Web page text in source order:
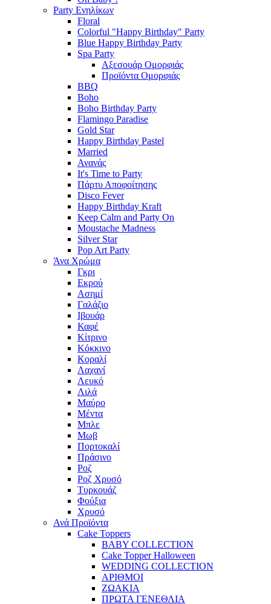
Party Ενηλίκων
Floral
Colorful "Happy Birthday" Party
Blue Happy Birthday Party
Spa Party
Αξεσουάρ Ομορφιάς
Προϊόντα Ομορφιάς
BBQ
Boho
Boho Birthday Party
Flamingo Paradise
Gold Star
Happy Birthday Pastel
Married
Ανανάς
It's Time to Party
Πάρτυ Αποφοίτησης
Disco Fever
Happy Birthday Kraft
Keep Calm and Party On
Moustache Madness
Silver Star
Pop Art Party
Άνα Χρώμα
Γκρι
Εκρού
Ασημί
Γαλάζιο
Ιβουάρ
Καφέ
Κίτρινο
Κόκκινο
Κοραλί
Λαχανί
Λευκό
Λιλά
Μαύρο
Μέντα
Μπλε
Μωβ
Πορτοκαλί
Πράσινο
Ροζ
Ροζ Χρυσό
Τυρκουάζ
Φούξια
Χρυσό
Ανά Προϊόντα
Cake Toppers
BABY COLLECTION
Cake Topper Halloween
WEDDING COLLECTION
ΑΡΙΘΜΟΙ
ΖΩΑΚΙΑ
ΠΡΩΤΑ ΓΕΝΕΘΛΙΑ